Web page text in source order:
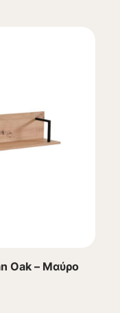
Oak – Μαύρο